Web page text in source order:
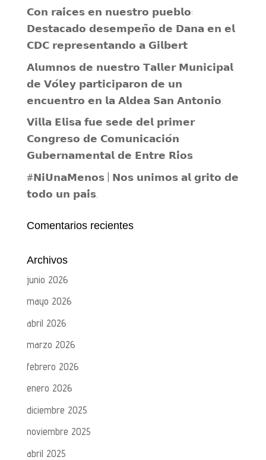
𝗖𝗼𝗻 𝗿𝗮𝗶́𝗰𝗲𝘀 𝗲𝗻 𝗻𝘂𝗲𝘀𝘁𝗿𝗼 𝗽𝘂𝗲𝗯𝗹𝗼:
𝗗𝗲𝘀𝘁𝗮𝗰𝗮𝗱𝗼 𝗱𝗲𝘀𝗲𝗺𝗽𝗲𝗻̃𝗼 𝗱𝗲 𝗗𝗮𝗻𝗮 𝗲𝗻 𝗲𝗹
𝗖𝗗𝗖 𝗿𝗲𝗽𝗿𝗲𝘀𝗲𝗻𝘁𝗮𝗻𝗱𝗼 𝗮 𝗚𝗶𝗹𝗯𝗲𝗿𝘁
𝗔𝗹𝘂𝗺𝗻𝗼𝘀 𝗱𝗲 𝗻𝘂𝗲𝘀𝘁𝗿𝗼 𝗧𝗮𝗹𝗹𝗲𝗿 𝗠𝘂𝗻𝗶𝗰𝗶𝗽𝗮𝗹
𝗱𝗲 𝗩𝗼́𝗹𝗲𝘆 𝗽𝗮𝗿𝘁𝗶𝗰𝗶𝗽𝗮𝗿𝗼𝗻 𝗱𝗲 𝘂𝗻
𝗲𝗻𝗰𝘂𝗲𝗻𝘁𝗿𝗼 𝗲𝗻 𝗹𝗮 𝗔𝗹𝗱𝗲𝗮 𝗦𝗮𝗻 𝗔𝗻𝘁𝗼𝗻𝗶𝗼.
𝗩𝗶𝗹𝗹𝗮 𝗘𝗹𝗶𝘀𝗮 𝗳𝘂𝗲 𝘀𝗲𝗱𝗲 𝗱𝗲𝗹 𝗽𝗿𝗶𝗺𝗲𝗿
𝗖𝗼𝗻𝗴𝗿𝗲𝘀𝗼 𝗱𝗲 𝗖𝗼𝗺𝘂𝗻𝗶𝗰𝗮𝗰𝗶𝗼́𝗻
𝗚𝘂𝗯𝗲𝗿𝗻𝗮𝗺𝗲𝗻𝘁𝗮𝗹 𝗱𝗲 𝗘𝗻𝘁𝗿𝗲 𝗥𝗶́𝗼𝘀
#𝗡𝗶𝗨𝗻𝗮𝗠𝗲𝗻𝗼𝘀 | 𝗡𝗼𝘀 𝘂𝗻𝗶𝗺𝗼𝘀 𝗮𝗹 𝗴𝗿𝗶𝘁𝗼 𝗱𝗲
𝘁𝗼𝗱𝗼 𝘂𝗻 𝗽𝗮𝗶́𝘀.
Comentarios recientes
Archivos
junio 2026
mayo 2026
abril 2026
marzo 2026
febrero 2026
enero 2026
diciembre 2025
noviembre 2025
abril 2025